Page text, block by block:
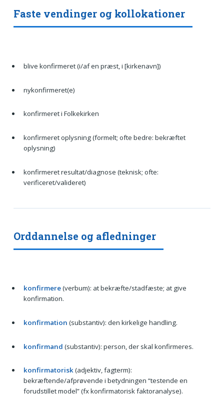
Faste vendinger og kollokationer
blive konfirmeret (i/af en præst, i [kirkenavn])
nykonfirmeret(e)
konfirmeret i Folkekirken
konfirmeret oplysning (formelt; ofte bedre: bekræftet
oplysning)
konfirmeret resultat/diagnose (teknisk; ofte:
verificeret/valideret)
Orddannelse og afledninger
konfirmere(verbum): at bekræfte/stadfæste; at give
konfirmation.
konfirmation (substantiv): den kirkelige handling.
konfirmand (substantiv): person, der skal konfirmeres.
konfirmatorisk(adjektiv, fagterm):
bekræftende/afprøvende i betydningen “testende en
forudstillet model” (fx konfirmatorisk faktoranalyse).